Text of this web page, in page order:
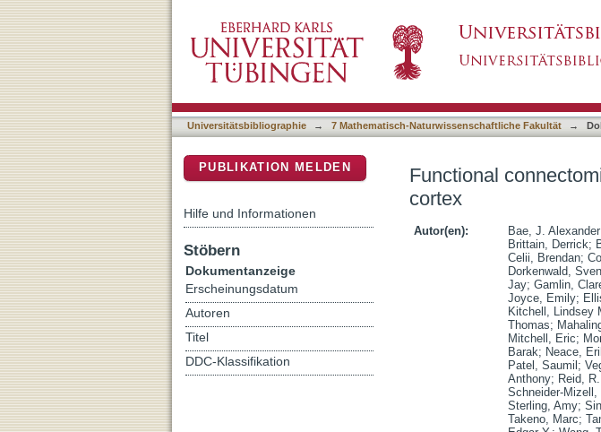
Universitätsbibliographie → 7 Mathematisch-Naturwissenschaftliche Fakultät →
Functional
cortex
Autor(en): Bae, J. Alexander
Brittain, Derrick;
Celii, Brendan;
Dorkenwald, Sven
Jay; Gamlin,
Joyce, Emily;
Kitchell, Lindsey
Thomas;
Mitchell, Eric;
Barak; Neace,
Patel, Saumil ;
Anthony; Reid,
Schneider-Mizell,
Sterling, Amy;
Takeno, Marc;
PUBLIKATION MELDEN
Hilfe und Informationen
Stöbern
Dokumentanzeige
Erscheinungsdatum
Autoren
Titel
DDC-Klassifikation